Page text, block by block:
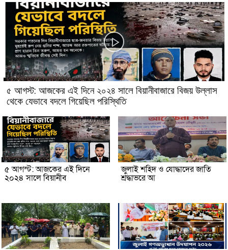
৫ আগস্ট: আজকের এই দিনে ২০২৪ সালে বিয়ানীবাজারে বিজয় উল্লাস
থেকে যেভাবে বদলে গিয়েছিল পরিস্থিতি
৫ আগস্ট: আজকের এই দিনে
২০২৪ সালে বিয়ানীব
জুলাই শহিদ ও যোদ্ধাদের জাতি
শ্রদ্ধাভরে আ